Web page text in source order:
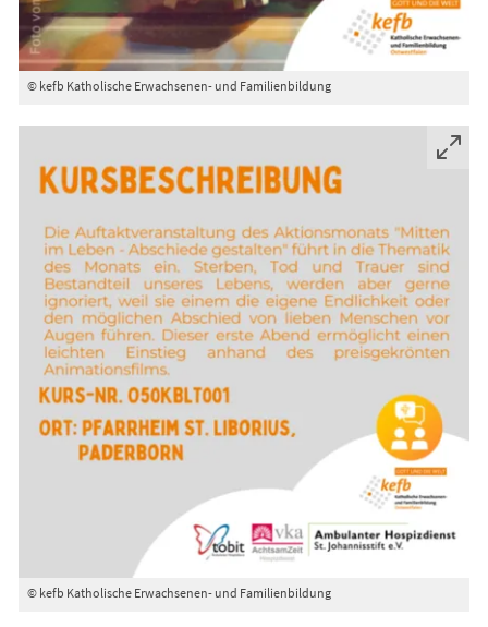
© kefb Katholische Erwachsenen- und Familienbildung
© kefb Katholische Erwachsenen- und Familienbildung